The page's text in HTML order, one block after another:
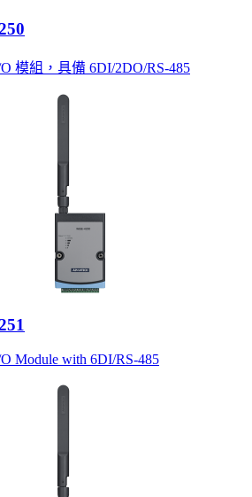
模組，具備 6DI/2DO/RS-485
Module with 6DI/RS-485